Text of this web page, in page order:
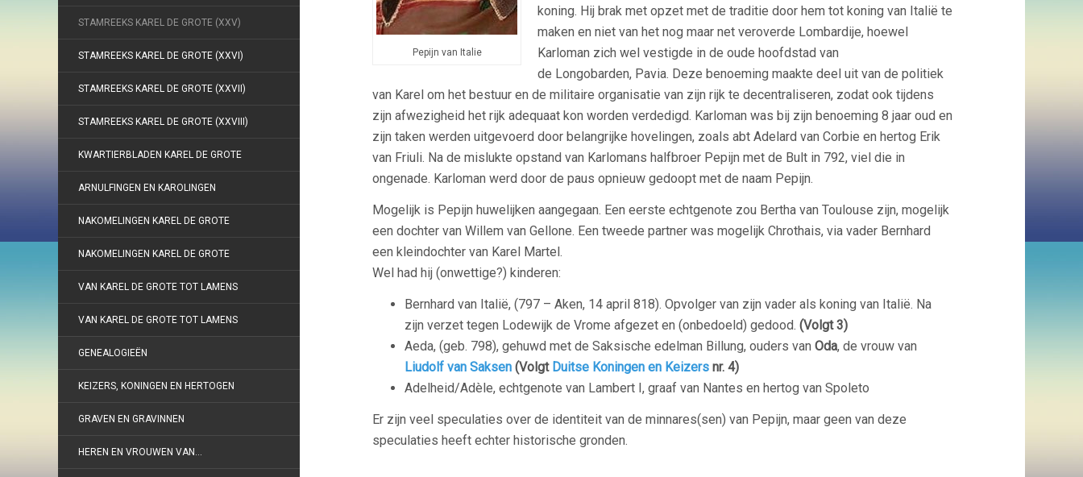
STAMREEKS KAREL DE GROTE (XXV)
STAMREEKS KAREL DE GROTE (XXVI)
STAMREEKS KAREL DE GROTE (XXVII)
STAMREEKS KAREL DE GROTE (XXVIII)
KWARTIERBLADEN KAREL DE GROTE
ARNULFINGEN EN KAROLINGEN
NAKOMELINGEN KAREL DE GROTE
NAKOMELINGEN KAREL DE GROTE
VAN KAREL DE GROTE TOT LAMENS
VAN KAREL DE GROTE TOT LAMENS
GENEALOGIEËN
KEIZERS, KONINGEN EN HERTOGEN
GRAVEN EN GRAVINNEN
HEREN EN VROUWEN VAN…
Pepijn van Italie
koning. Hij brak met opzet met de traditie door hem tot koning van Italië te
maken en niet van het nog maar net veroverde Lombardije, hoewel
Karloman zich wel vestigde in de oude hoofdstad van
de Longobarden, Pavia. Deze benoeming maakte deel uit van de politiek
van Karel om het bestuur en de militaire organisatie van zijn rijk te decentraliseren, zodat ook tijdens
zijn afwezigheid het rijk adequaat kon worden verdedigd. Karloman was bij zijn benoeming 8 jaar oud en
zijn taken werden uitgevoerd door belangrijke hovelingen, zoals abt Adelard van Corbie en hertog Erik
van Friuli. Na de mislukte opstand van Karlomans halfbroer Pepijn met de Bult in 792, viel die in
ongenade. Karloman werd door de paus opnieuw gedoopt met de naam Pepijn.
Mogelijk is Pepijn huwelijken aangegaan. Een eerste echtgenote zou Bertha van Toulouse zijn, mogelijk
een dochter van Willem van Gellone. Een tweede partner was mogelijk Chrothais, via vader Bernhard
een kleindochter van Karel Martel.
Wel had hij (onwettige?) kinderen:
Bernhard van Italië, (797 – Aken, 14 april 818). Opvolger van zijn vader als koning van Italië. Na
zijn verzet tegen Lodewijk de Vrome afgezet en (onbedoeld) gedood. (Volgt 3)
Aeda, (geb. 798), gehuwd met de Saksische edelman Billung, ouders van Oda, de vrouw van
Liudolf van Saksen (VolgtDuitse Koningen en Keizers nr. 4)
Adelheid/Adèle, echtgenote van Lambert I, graaf van Nantes en hertog van Spoleto
Er zijn veel speculaties over de identiteit van de minnares(sen) van Pepijn, maar geen van deze
speculaties heeft echter historische gronden.